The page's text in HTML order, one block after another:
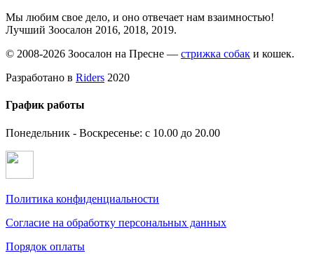
Мы любим свое дело, и оно отвечает нам взаимностью!
Лучший Зоосалон 2016, 2018, 2019.
© 2008-2026 Зоосалон на Пресне — стрижка собак и кошек.
Разработано в Riders 2020
График работы
Понедельник - Воскресенье: с 10.00 до 20.00
Политика конфиденциальности
Согласие на обработку персональных данных
Порядок оплаты